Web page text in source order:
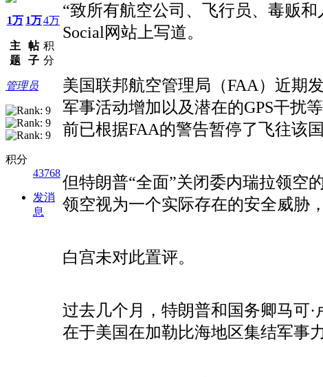
1万
主
题
1万
帖
子
4万
积
分
管理员
积分
43768
发消
息
“致所有航空公司、飞行员、毒贩
Social网站上写道。
美国联邦航空管理局（FAA）近期
军事活动增加以及潜在的GPS干扰
前已根据FAA的警告暂停了飞往该国
但特朗普“全面”关闭委内瑞拉领空
领空视为一个实际存在的安全威胁
白宫未对此置评。
过去几个月，特朗普和国务卿马可
在于美国在加勒比海地区集结军事